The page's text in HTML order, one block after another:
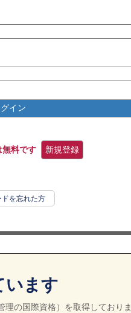
イン
無料です 新規登録
を忘れた方
います
の国際資格）を取得しておりま